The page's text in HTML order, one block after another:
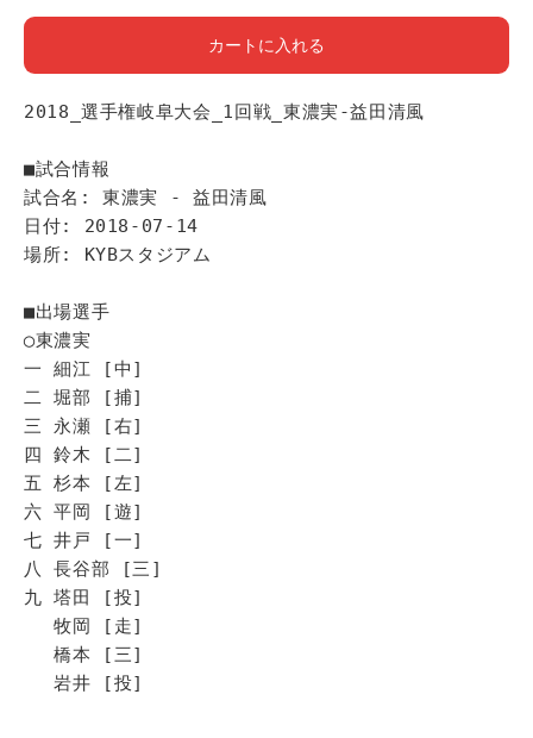
カートに入れる
2018_選手権岐阜大会_1回戦_東濃実-益田清風
■試合情報
試合名: 東濃実 - 益田清風
日付: 2018-07-14
場所: KYBスタジアム
■出場選手
◯東濃実
一 細江 [中]
二 堀部 [捕]
三 永瀬 [右]
四 鈴木 [二]
五 杉本 [左]
六 平岡 [遊]
七 井戸 [一]
八 長谷部 [三]
九 塔田 [投]
牧岡 [走]
橋本 [三]
岩井 [投]